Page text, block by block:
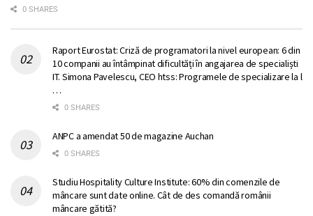
0 SHARES
Raport Eurostat: Criză de programatori la nivel european: 6 din
10 companii au întâmpinat dificultăți în angajarea de specialiști
IT. Simona Pavelescu, CEO htss: Programele de specializare la l
…
0 SHARES
ANPC a amendat 50 de magazine Auchan
0 SHARES
Studiu Hospitality Culture Institute: 60% din comenzile de
mâncare sunt date online. Cât de des comandă românii
mâncare gătită?